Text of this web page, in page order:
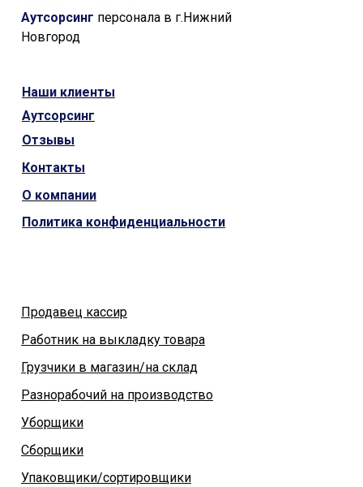
Политика конфиденциальности
Упаковщики/сортировщики
Сборщики
Уборщики
Разнорабочий на производство
Грузчики в магазин/на склад
Работник на выкладку товара
Продавец кассир
О компании
Контакты
Отзывы
Аутсорсинг
Наши клиенты
Аутсорсинг персонала в г.Нижний
Новгород